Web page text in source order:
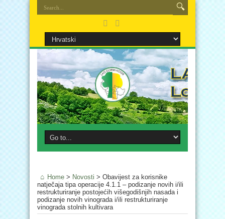
Home > Novosti > Obavijest za korisnike
natječaja tipa operacije 4.1.1 – podizanje novih i/ili
restrukturiranje postojećih višegodišnjih nasada i
podizanje novih vinograda i/ili restrukturiranje
vinograda stolnih kultivara